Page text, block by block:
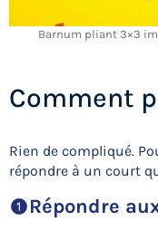
Barnum pliant 3×3
Comment
Rien de compliqué.
répondre à un court
Répondre